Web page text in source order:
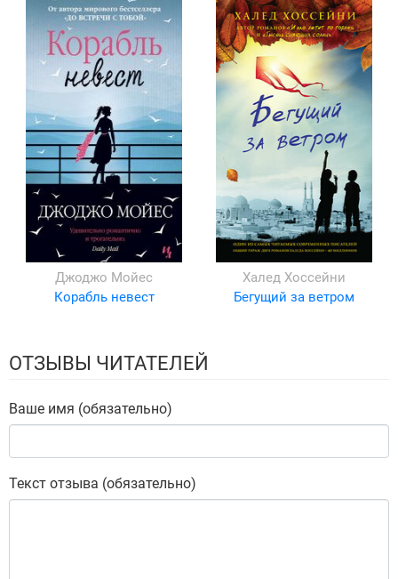
Джоджо Мойес
Корабль невест
Халед Хоссейни
Бегущий за ветром
ОТЗЫВЫ ЧИТАТЕЛЕЙ
Ваше имя (обязательно)
Текст отзыва (обязательно)